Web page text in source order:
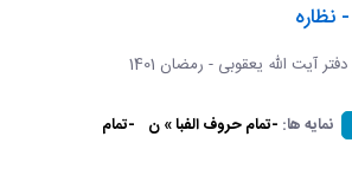
نظاره
آیت الله یعقوبی - رمضان 1401
نمایه ها: -تمام حروف الفبا » ن -تمام